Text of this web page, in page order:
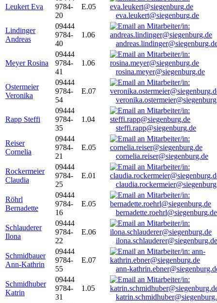
Leukert Eva
9784-
20
E.05
eva.leukert@siegenburg.de
Lindinger
Andreas
09444
9784-
40
1.06
Meyer Rosina
09444
9784-
41
1.06
rosina.meyer@siegenburg.de
Ostermeier
Veronika
09444
9784-
54
E.07
Rapp Steffi
09444
9784-
35
1.04
steffi.rapp@siegenburg.de
Reiser
Cornelia
09444
9784-
21
E.05
cornelia.reiser@siegenburg.de
Rockermeier
Claudia
09444
9784-
25
E.01
Röhrl
Bernadette
09444
9784-
16
E.05
bernadette.roehrl@siegenburg.de
Schlauderer
Ilona
09444
9784-
22
E.06
ilona.schlauderer@siegenburg.de
Schmidbauer
Ann-Kathrin
09444
9784-
55
E.07
ann-
Schmidhuber
Katrin
09444
9784-
31
1.05